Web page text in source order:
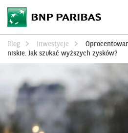
Blog Inwestycje
niskie. Jak szukać wyższych zysków?